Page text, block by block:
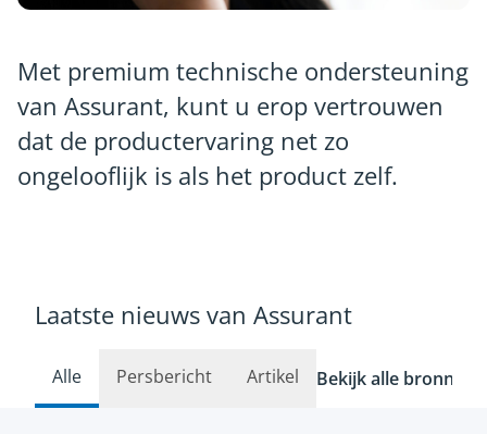
Met premium technische ondersteuning
van Assurant, kunt u erop vertrouwen
dat de productervaring net zo
ongelooflijk is als het product zelf.
Laatste nieuws van Assurant
Alle Persbericht Artikel Bekijk alle bronnen